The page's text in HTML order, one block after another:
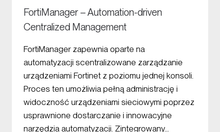
FortiManager – Automation-driven
Centralized Management
FortiManager zapewnia oparte na
automatyzacji scentralizowane zarządzanie
urządzeniami Fortinet z poziomu jednej konsoli.
Proces ten umożliwia pełną administrację i
widoczność urządzeniami sieciowymi poprzez
usprawnione dostarczanie i innowacyjne
narzędzia automatyzacji. Zintegrowany…